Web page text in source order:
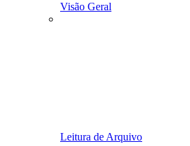
Visão Geral
Leitura de Arquivo